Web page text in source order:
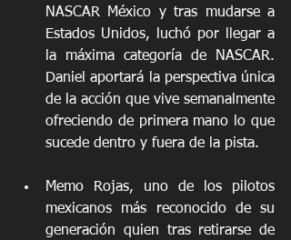
NASCAR México y tras mudarse a
Estados Unidos, luchó por llegar a
la máxima categoría de NASCAR.
Daniel aportará la perspectiva única
de la acción que vive semanalmente
ofreciendo de primera mano lo que
sucede dentro y fuera de la pista.
Memo Rojas, uno de los pilotos
mexicanos más reconocido de su
generación quien tras retirarse de